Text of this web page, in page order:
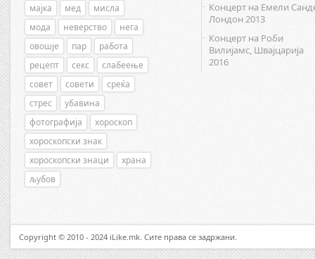
мајка
мед
мисла
мода
неверство
нега
овошје
пар
работа
рецепт
секс
слабеење
совет
совети
среќа
стрес
убавина
фотографија
хороскоп
хороскопски знак
хороскопски знаци
храна
љубов
Концерт на Емели
Лондон 2013
Концерт на Роби
Вилијамс, Швајцарија
2016
Copyright © 2010 - 2024 iLike.mk. Сите права се задржани.